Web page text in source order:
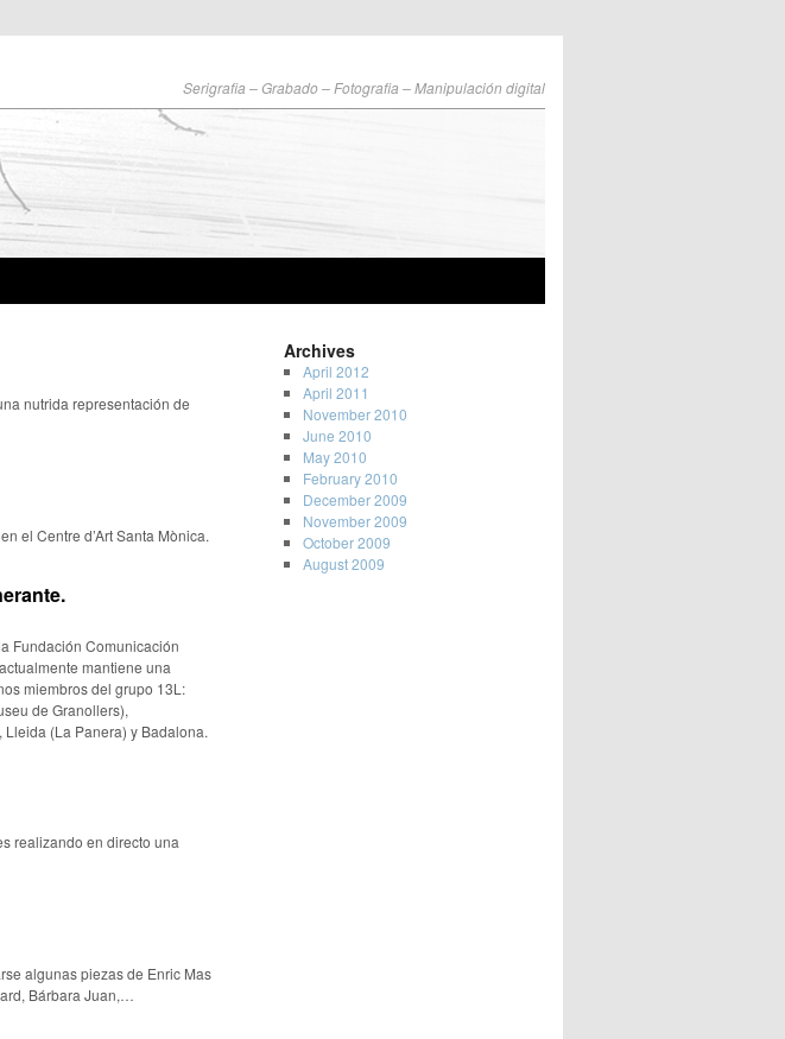
Serigrafia – Grabado – Fotografia – Manipulación digital
nutrida representación de
el Centre d’Art Santa Mònica.
Fundación Comunicación
mantiene una
miembros del grupo 13L:
de Granollers),
(La Panera) y Badalona.
realizando en directo una
algunas piezas de Enric Mas
Bárbara Juan,…
Archives
April 2012
April 2011
November 2010
June 2010
May 2010
February 2010
December 2009
November 2009
October 2009
August 2009